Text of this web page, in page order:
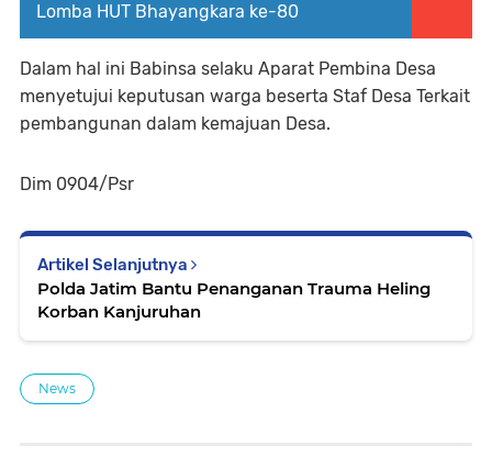
Lomba HUT Bhayangkara ke-80
Dalam hal ini Babinsa selaku Aparat Pembina Desa
menyetujui keputusan warga beserta Staf Desa Terkait
pembangunan dalam kemajuan Desa.
Dim 0904/Psr
Artikel Selanjutnya
Polda Jatim Bantu Penanganan Trauma Heling
Korban Kanjuruhan
News